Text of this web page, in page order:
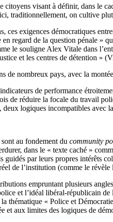
citoyens visant à définir, dans le
traditionnellement, on cultive
ces exigences démocratiques
regard de la question pénale »
le souligne Alex Vitale dans
et les centres de détention »
de nombreux pays, avec la
de performance
de réduire la focale du travail
deux logiques incompatibles avec
au fondement du community
dans le « texte caché »
guidés par leurs propres intérêts
de l’institution (comme le
empruntant plusieurs
et l’idéal libéral-républicain
thématique « Police et
et aux limites des logiques de